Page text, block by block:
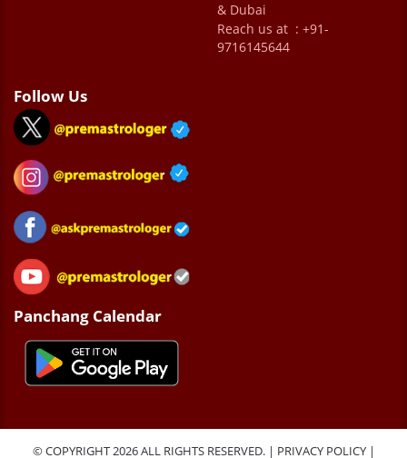
& Dubai
Reach us at : +91-
9716145644
Follow Us
Panchang Calendar
© COPYRIGHT 2026 ALL RIGHTS RESERVED. | PRIVACY POLICY|